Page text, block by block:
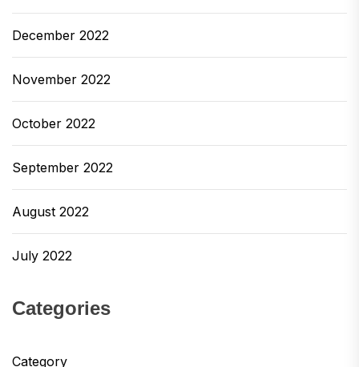
December 2022
November 2022
October 2022
September 2022
August 2022
July 2022
Categories
Category